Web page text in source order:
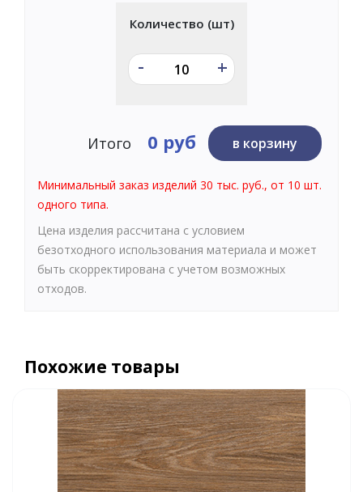
Количество (шт)
- +
Итого 0 руб в корзину
Минимальный заказ изделий 30 тыс. руб., от 10 шт.
одного типа.
Цена изделия рассчитана с условием
безотходного использования материала и может
быть скорректирована с учетом возможных
отходов.
Похожие товары